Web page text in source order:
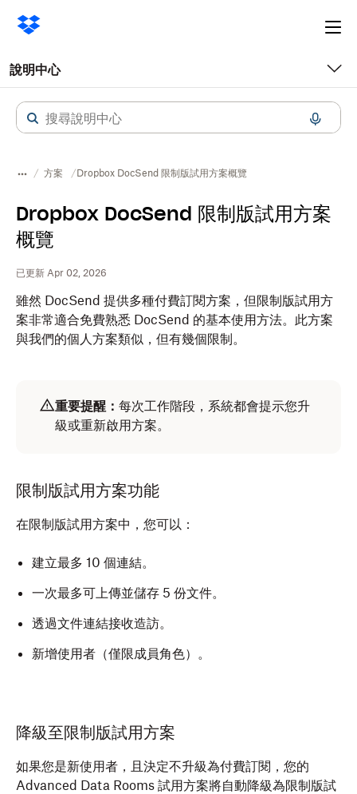
說明中心
方案 Dropbox DocSend 限制版試用方案概覽
Dropbox DocSend 限制版試用方案
概覽
已更新 Apr 02, 2026
雖然 DocSend 提供多種付費訂閱方案，但限制版試用方
案非常適合免費熟悉 DocSend 的基本使用方法。此方案
與我們的個人方案類似，但有幾個限制。
重要提醒： 每次工作階段，系統都會提示您升
級或重新啟用方案。
限制版試用方案功能
在限制版試用方案中，您可以：
建立最多 10 個連結。
一次最多可上傳並儲存 5 份文件。
透過文件連結接收造訪。
新增使用者（僅限成員角色）。
降級至限制版試用方案
如果您是新使用者，且決定不升級為付費訂閱，您的
Advanced Data Rooms 試用方案將自動降級為限制版試